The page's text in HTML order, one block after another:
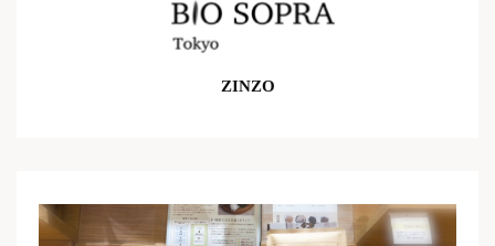
ZINZO